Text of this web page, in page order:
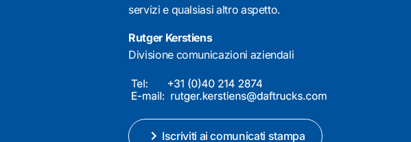
servizi e qualsiasi altro aspetto.
Rutger Kerstiens
Divisione comunicazioni aziendali
Iscriviti ai comunicati stampa